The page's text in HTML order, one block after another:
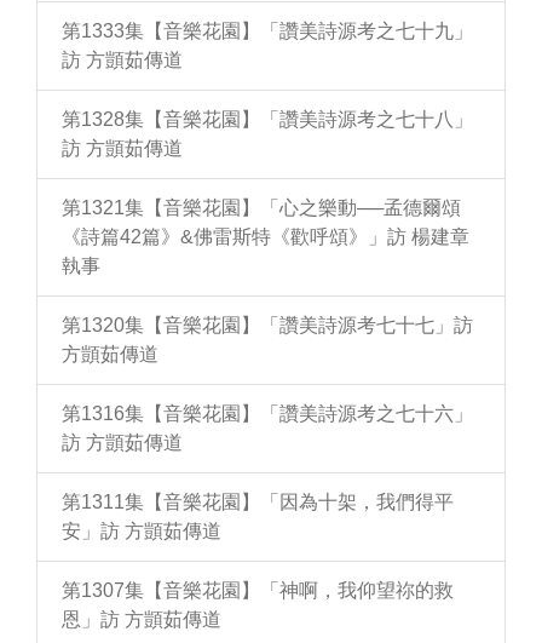
第1333集【音樂花園】「讚美詩源考之七十九」
訪 方顗茹傳道
第1328集【音樂花園】「讚美詩源考之七十八」
訪 方顗茹傳道
第1321集【音樂花園】「心之樂動──孟德爾頌
《詩篇42篇》&佛雷斯特《歡呼頌》」訪 楊建章
執事
第1320集【音樂花園】「讚美詩源考七十七」訪
方顗茹傳道
第1316集【音樂花園】「讚美詩源考之七十六」
訪 方顗茹傳道
第1311集【音樂花園】「因為十架，我們得平
安」訪 方顗茹傳道
第1307集【音樂花園】「神啊，我仰望祢的救
恩」訪 方顗茹傳道